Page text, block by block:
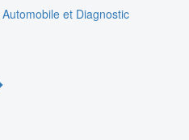
Automobile et Diagnostic